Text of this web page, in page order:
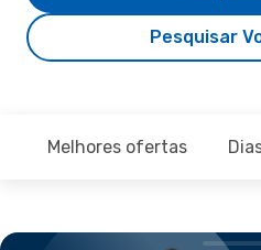
Pesquisar
Melhores ofertas